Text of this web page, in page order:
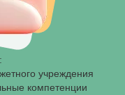
учреждения
компетенции